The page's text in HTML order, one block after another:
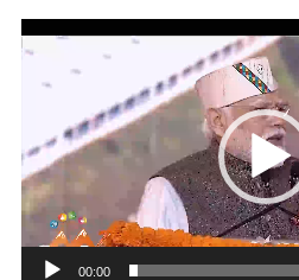
Video
00:00